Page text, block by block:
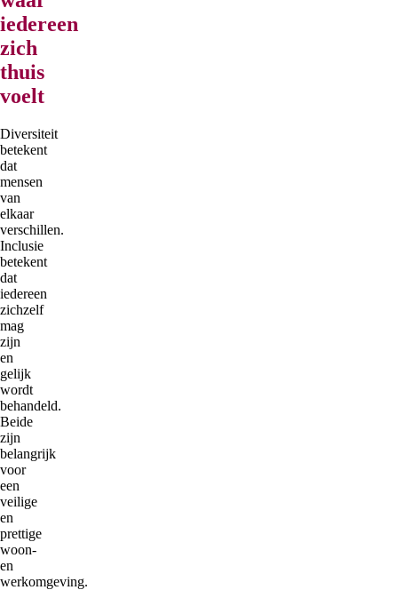
iedereen
zich
thuis
voelt
Diversiteit
betekent
dat
mensen
van
elkaar
verschillen.
Inclusie
betekent
dat
iedereen
zichzelf
mag
zijn
en
gelijk
wordt
behandeld.
Beide
zijn
belangrijk
voor
een
veilige
en
prettige
woon-
en
werkomgeving.